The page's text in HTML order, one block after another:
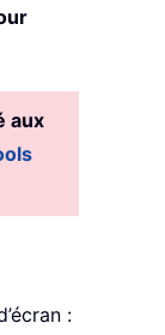
aux
: